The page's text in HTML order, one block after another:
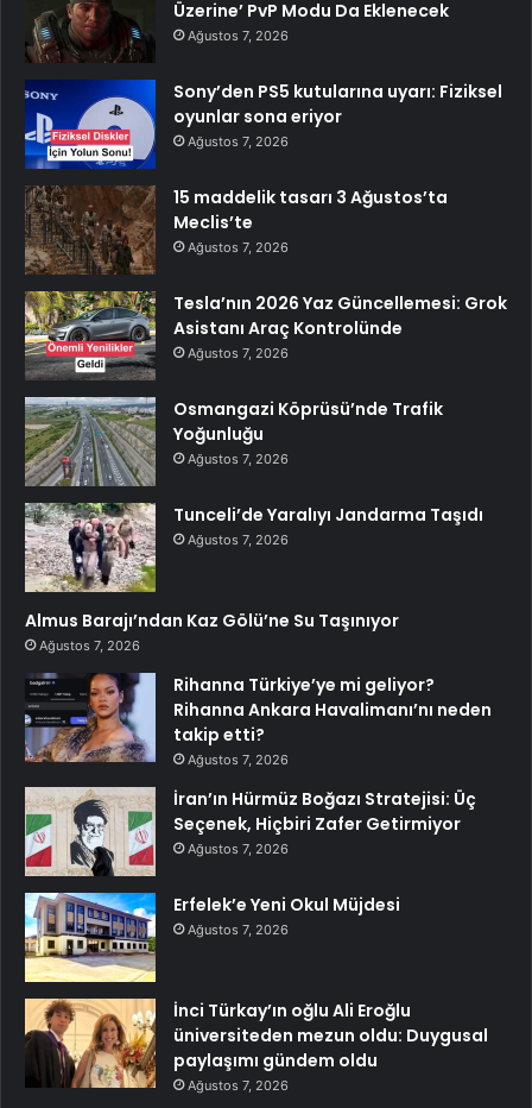
Üzerine’ PvP Modu Da Eklenecek
Ağustos 7, 2026
Sony’den PS5 kutularına uyarı: Fiziksel
oyunlar sona eriyor
Ağustos 7, 2026
15 maddelik tasarı 3 Ağustos’ta
Meclis’te
Ağustos 7, 2026
Tesla’nın 2026 Yaz Güncellemesi: Grok
Asistanı Araç Kontrolünde
Ağustos 7, 2026
Osmangazi Köprüsü’nde Trafik
Yoğunluğu
Ağustos 7, 2026
Tunceli’de Yaralıyı Jandarma Taşıdı
Ağustos 7, 2026
Almus Barajı’ndan Kaz Gölü’ne Su Taşınıyor
Ağustos 7, 2026
Rihanna Türkiye’ye mi geliyor?
Rihanna Ankara Havalimanı’nı neden
takip etti?
Ağustos 7, 2026
İran’ın Hürmüz Boğazı Stratejisi: Üç
Seçenek, Hiçbiri Zafer Getirmiyor
Ağustos 7, 2026
Erfelek’e Yeni Okul Müjdesi
Ağustos 7, 2026
İnci Türkay’ın oğlu Ali Eroğlu
üniversiteden mezun oldu: Duygusal
paylaşımı gündem oldu
Ağustos 7, 2026